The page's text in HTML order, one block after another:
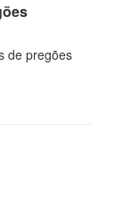
de pregões